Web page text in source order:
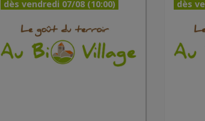
dès vendredi 07/08 (10:00) dès